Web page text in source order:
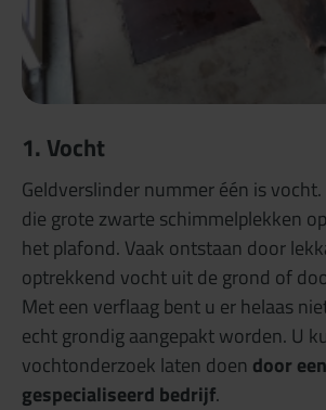
1. Vocht
Geldverslinder nummer één is
die grote zwarte schimmelplekken
het plafond. Vaak ontstaan door
optrekkend vocht uit de grond of
Met een verflaag bent u er helaas
echt grondig aangepakt worden. U
vochtonderzoek laten doen door een
gespecialiseerd bedrijf.